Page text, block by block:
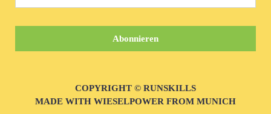
COPYRIGHT © RUNSKILLS
MADE WITH WIESELPOWER FROM MUNICH